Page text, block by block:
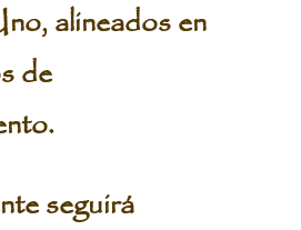
alineados en
de
seguirá